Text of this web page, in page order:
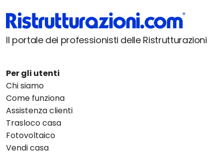
Il portale dei professionisti delle Ristrutturazioni
Per gli utenti
Chi siamo
Come funziona
Assistenza clienti
Trasloco casa
Fotovoltaico
Vendi casa